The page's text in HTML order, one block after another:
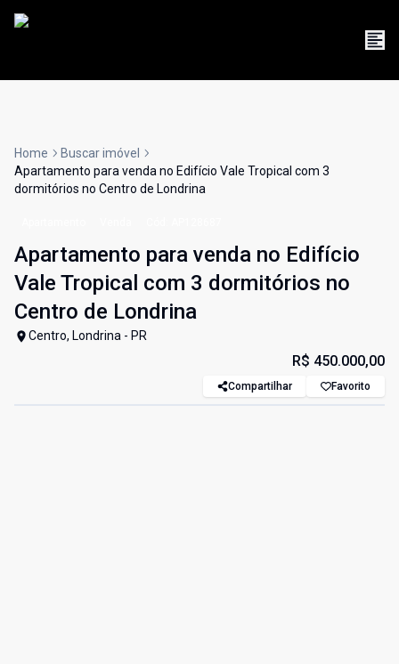
Home
Buscar imóvel
Apartamento para venda no Edifício Vale Tropical com 3
dormitórios no Centro de Londrina
Apartamento para venda no Edifício
Vale Tropical com 3 dormitórios no
Centro de Londrina
Centro, Londrina - PR
R$ 450.000,00
Compartilhar Favorito